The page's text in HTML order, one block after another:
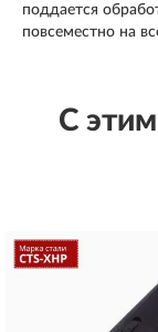
поддается
повсеместно на
С